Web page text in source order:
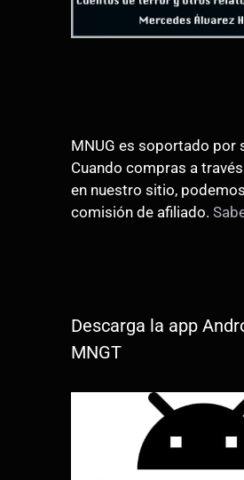
MNUG es soportado por
Cuando compras a
en nuestro sitio,
comisión de afiliado.
Descarga la app
MNGT